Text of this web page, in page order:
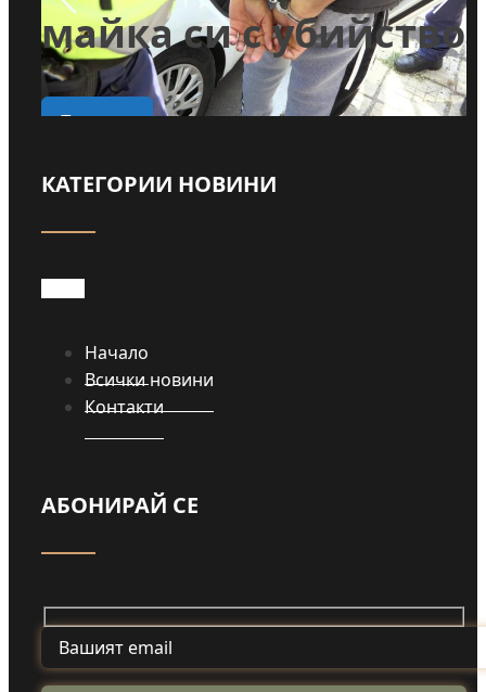
майка си с убийство
Прочети
КАТЕГОРИИ НОВИНИ
Начало
Всички новини
Контакти
АБОНИРАЙ СЕ